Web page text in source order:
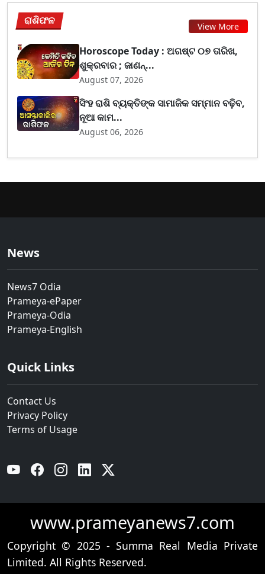
ରାଶିଫଳ View More
Horoscope Today : ଅଗଷ୍ଟ ୦୭ ତାରିଖ,
ଶୁକ୍ରବାର ; ଜାଣନ୍...
August 07, 2026
ସିଂହ ରାଶି ବ୍ୟକ୍ତିଙ୍କ ସାମାଜିକ ସମ୍ମାନ ବଢ଼ିବ,
ନୂଆ କାମ...
August 06, 2026
News
News7 Odia
Prameya-ePaper
Prameya-Odia
Prameya-English
Quick Links
Contact Us
Privacy Policy
Terms of Usage
YouTube Facebook Instagram Linkedin
www.prameyanews7.com
Copyright © 2025 - Summa Real Media Private
Limited. All Rights Reserved.